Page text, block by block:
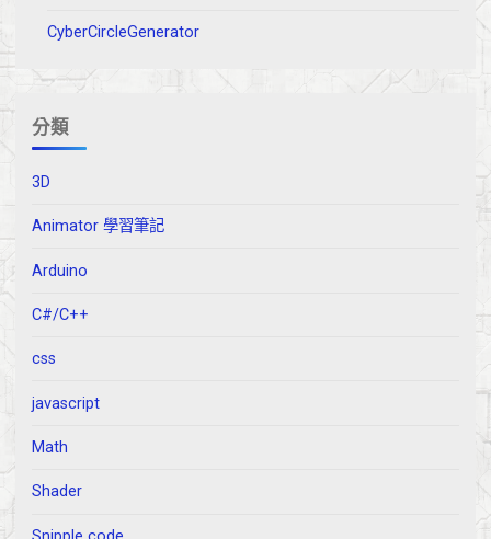
CyberCircleGenerator
分類
3D
Animator 學習筆記
Arduino
C#/C++
css
javascript
Math
Shader